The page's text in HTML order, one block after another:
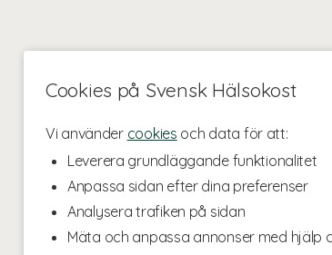
Cookies på Svensk Hälsokost
Vi använder cookies och data för att:
Leverera grundläggande funktionalitet
Anpassa sidan efter dina preferenser
Analysera trafiken på sidan
Mäta och anpassa annonser med hjälp